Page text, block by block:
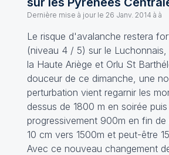
Dernière mise à jour le 26 Janv. 2014 à à
Le risque d'avalanche restera
(niveau 4 / 5) sur le Luchonnais,
la Haute Ariège et Orlu St
douceur de ce dimanche, une
perturbation vient regarnir les
dessus de 1800 m en soirée puis
progressivement 900m en fin
10 cm vers 1500m et peut-être
Avec ce nouveau changement